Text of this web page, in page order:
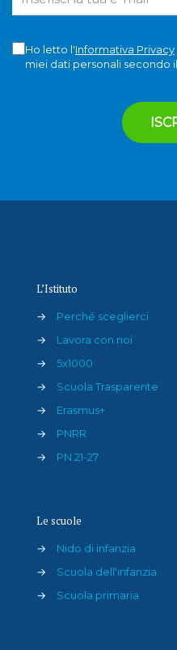
Ho letto l'Informativa Privacy
miei dati personali secondo il
L’Istituto
→
Perché sceglierci
→
Lavora con noi
→
5x1000
→
Scuola Trasparente
→
Erasmus+
→
PNRR
→
PN 21-27
Le scuole
→
Nido di infanzia
→
Scuola dell'infanzia
→
Scuola primaria